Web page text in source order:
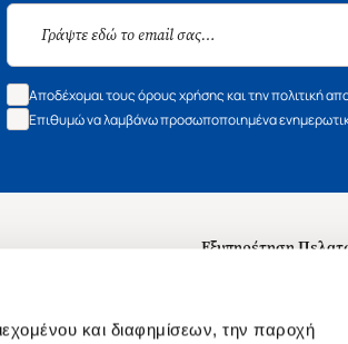
και διαφημίσεων, την παροχή
Αποδέχομαι τους όρους χρήσης και την πολιτική
Επιθυμώ να λαμβάνω προσωποποιημένα
Εξυπηρέτηση